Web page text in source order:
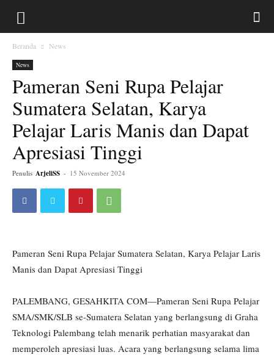
Beranda News
News
Pameran Seni Rupa Pelajar
Sumatera Selatan, Karya
Pelajar Laris Manis dan Dapat
Apresiasi Tinggi
Penulis ArjeliSS - 15 November 2024
Pameran Seni Rupa Pelajar Sumatera Selatan, Karya Pelajar Laris
Manis dan Dapat Apresiasi Tinggi
PALEMBANG, GESAHKITA COM—Pameran Seni Rupa Pelajar
SMA/SMK/SLB se-Sumatera Selatan yang berlangsung di Graha
Teknologi Palembang telah menarik perhatian masyarakat dan
memperoleh apresiasi luas. Acara yang berlangsung selama lima